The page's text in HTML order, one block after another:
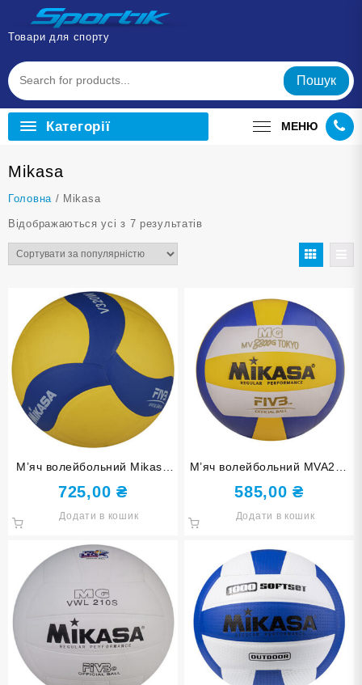
Перейти
вмісту
Товари для спорту
Пошук
Категорії МЕНЮ
Mikasa
Головна / Mikasa
Відображаються усі з 7 результатівВідсортовано
М’яч волейбольний Mikasa
V320W
725,00 ₴
Додати в кошик
М’яч волейбольний MVA200
PVC жовтий/синій/білий.
585,00₴
Додати в кошик